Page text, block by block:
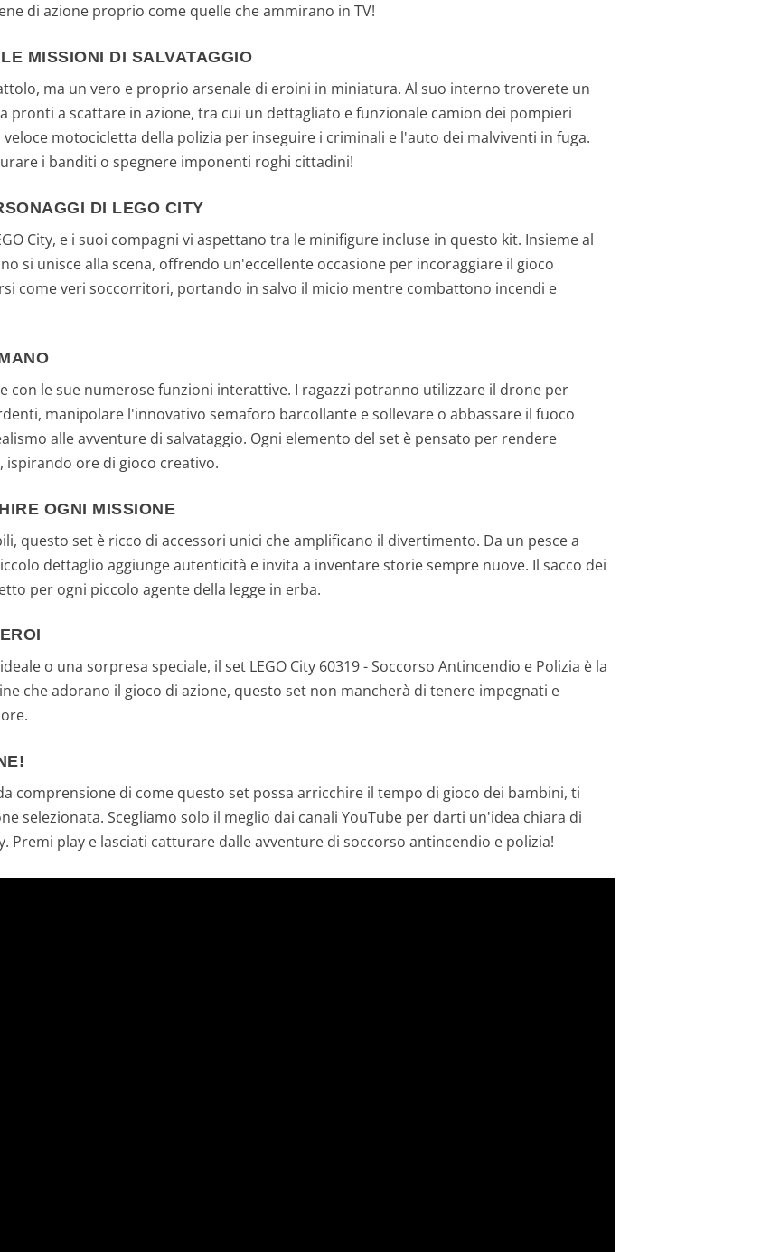
di azione proprio come quelle che ammirano in TV!
MISSIONI DI SALVATAGGIO
ma un vero e proprio arsenale di eroini in miniatura. Al suo interno troverete un
pronti a scattare in azione, tra cui un dettagliato e funzionale camion dei pompieri
motocicletta della polizia per inseguire i criminali e l'auto dei malviventi in fuga.
i banditi o spegnere imponenti roghi cittadini!
DI LEGO CITY
City, e i suoi compagni vi aspettano tra le minifigure incluse in questo kit. Insieme al
si unisce alla scena, offrendo un'eccellente occasione per incoraggiare il gioco
come veri soccorritori, portando in salvo il micio mentre combattono incendi e
con le sue numerose funzioni interattive. I ragazzi potranno utilizzare il drone per
manipolare l'innovativo semaforo barcollante e sollevare o abbassare il fuoco
alle avventure di salvataggio. Ogni elemento del set è pensato per rendere
ispirando ore di gioco creativo.
OGNI MISSIONE
questo set è ricco di accessori unici che amplificano il divertimento. Da un pesce a
dettaglio aggiunge autenticità e invita a inventare storie sempre nuove. Il sacco dei
per ogni piccolo agente della legge in erba.
o una sorpresa speciale, il set LEGO City 60319 - Soccorso Antincendio e Polizia è la
che adorano il gioco di azione, questo set non mancherà di tenere impegnati e
comprensione di come questo set possa arricchire il tempo di gioco dei bambini, ti
selezionata. Scegliamo solo il meglio dai canali YouTube per darti un'idea chiara di
Premi play e lasciati catturare dalle avventure di soccorso antincendio e polizia!